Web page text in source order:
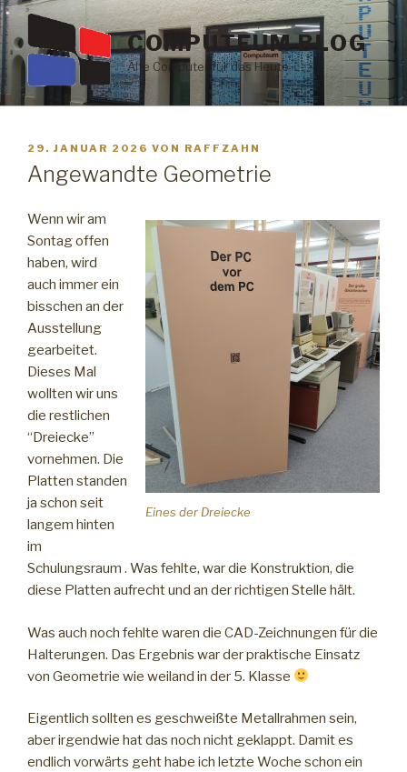
Zum
Inhalt
springen
COMPUTEUM BLOG
Alte Computer für das Heute
VERÖFFENTLICHT
AM
29. JANUAR 2026 VON RAFFZAHN
Angewandte Geometrie
Eines der Dreiecke
Wenn wir am
Sontag offen
haben, wird
auch immer ein
bisschen an der
Ausstellung
gearbeitet.
Dieses Mal
wollten wir uns
die restlichen
“Dreiecke”
vornehmen. Die
Platten standen
ja schon seit
langem hinten
im
Schulungsraum . Was fehlte, war die Konstruktion, die
diese Platten aufrecht und an der richtigen Stelle hält.
Was auch noch fehlte waren die CAD-Zeichnungen für die
Halterungen. Das Ergebnis war der praktische Einsatz
von Geometrie wie weiland in der 5. Klasse
Eigentlich sollten es geschweißte Metallrahmen sein,
aber irgendwie hat das noch nicht geklappt. Damit es
endlich vorwärts geht habe ich letzte Woche schon ein